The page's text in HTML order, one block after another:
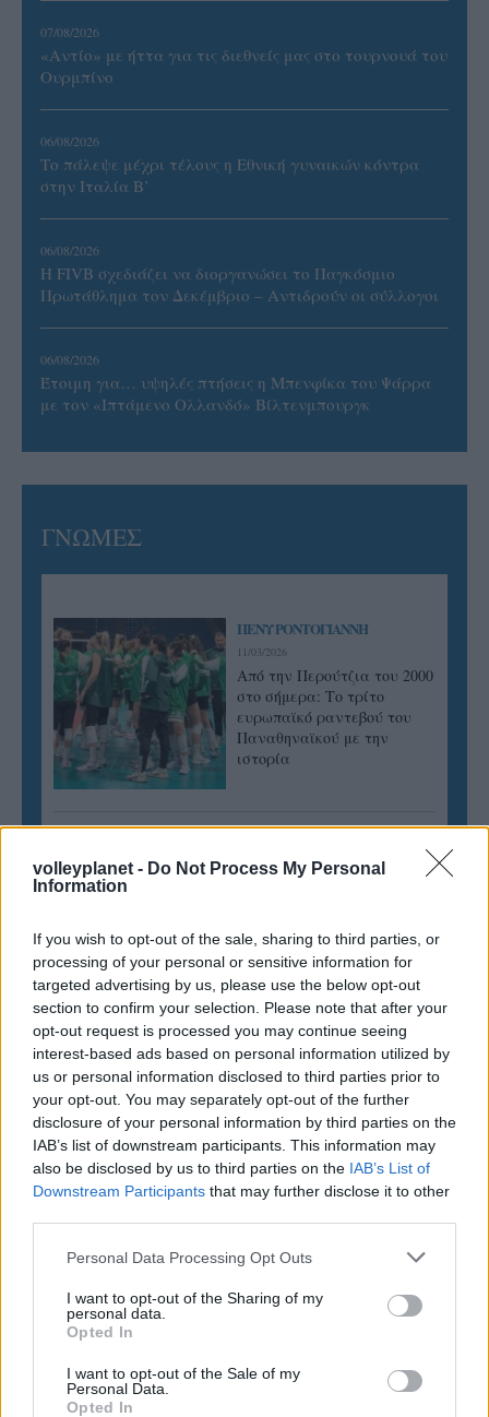
volleyplanet - Do Not Process My Personal
Information
If you wish to opt-out of the sale, sharing to third parties, or
processing of your personal or sensitive information for
targeted advertising by us, please use the below opt-out
section to confirm your selection. Please note that after your
opt-out request is processed you may continue seeing
interest-based ads based on personal information utilized by
us or personal information disclosed to third parties prior to
your opt-out. You may separately opt-out of the further
disclosure of your personal information by third parties on the
IAB’s list of downstream participants. This information may
also be disclosed by us to third parties on the IAB’s List of
Downstream Participants that may further disclose it to other
Please note that this website/app uses one or more Google
not limited to your visit or usage behaviour. You may click to
grant or deny consent to Google and its third-party tags to
use your data for below specified purposes in below Google
consent section.
Personal Data Processing Opt Outs
I want to opt-out of the Sharing of my
personal data.
Opted In
I want to opt-out of the Sale of my
Personal Data.
Opted In
07/08/2026
«Αντίο» με ήττα για τις διεθνείς μας στο τουρνουά του
Ουρμπίνο
06/08/2026
Το πάλεψε μέχρι τέλους η Εθνική γυναικών κόντρα
στην Ιταλία Β’
06/08/2026
Η FIVB σχεδιάζει να διοργανώσει το Παγκόσμιο
Πρωτάθλημα τον Δεκέμβριο – Αντιδρούν οι σύλλογοι
06/08/2026
Έτοιμη για… υψηλές πτήσεις η Μπενφίκα του Ψάρρα
με τον «Ιπτάμενο Ολλανδό» Βίλτενμπουργκ
ΓΝΩΜΕΣ
ΠΕΝΥ ΡΟΝΤΟΓΙΑΝΝΗ
11/03/2026
Από την Περούτζια του 2000
στο σήμερα: Tο τρίτο
ευρωπαϊκό ραντεβού του
Παναθηναϊκού με την
ιστορία
08/03/2026
Α.Ο. Θήρας